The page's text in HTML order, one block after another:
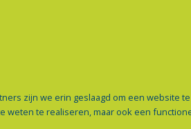
zijn we erin geslaagd om een website
weten te realiseren, maar ook een